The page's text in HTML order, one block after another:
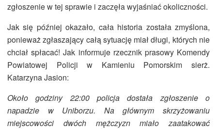
zgłoszenie w tej sprawie i zaczęła wyjaśniać okoliczności.
Jak się później okazało, cała historia została zmyślona,
ponieważ zgłaszający całą sytuację miał długi, których nie
chciał spłacać! Jak informuje rzecznik prasowy Komendy
Powiatowej Policji w Kamieniu Pomorskim sierż.
Katarzyna Jasion:
Około godziny 22:00 policja dostała zgłoszenie o
napadzie w Uniborzu. Na głównym skrzyżowaniu
miejscowości dwóch mężczyzn miało zaatakować